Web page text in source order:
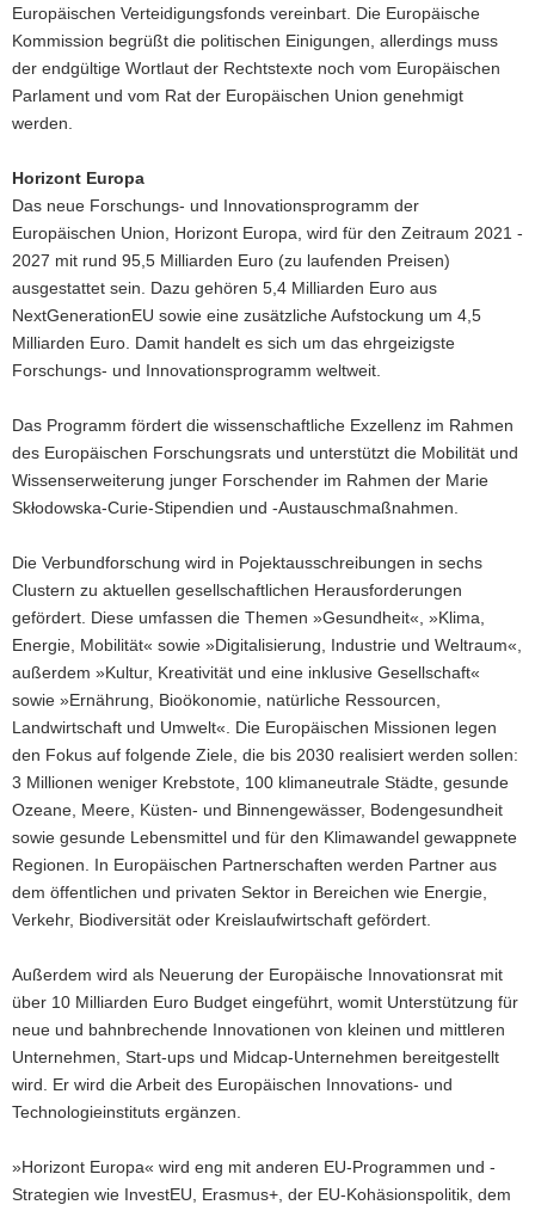
Europäischen Verteidigungsfonds vereinbart. Die Europäische
Kommission begrüßt die politischen Einigungen, allerdings muss
der endgültige Wortlaut der Rechtstexte noch vom Europäischen
Parlament und vom Rat der Europäischen Union genehmigt
werden.
Horizont Europa
Das neue Forschungs- und Innovationsprogramm der
Europäischen Union, Horizont Europa, wird für den Zeitraum 2021 -
2027 mit rund 95,5 Milliarden Euro (zu laufenden Preisen)
ausgestattet sein. Dazu gehören 5,4 Milliarden Euro aus
NextGenerationEU sowie eine zusätzliche Aufstockung um 4,5
Milliarden Euro. Damit handelt es sich um das ehrgeizigste
Forschungs- und Innovationsprogramm weltweit.
Das Programm fördert die wissenschaftliche Exzellenz im Rahmen
des Europäischen Forschungsrats und unterstützt die Mobilität und
Wissenserweiterung junger Forschender im Rahmen der Marie
Skłodowska-Curie-Stipendien und -Austauschmaßnahmen.
Die Verbundforschung wird in Pojektausschreibungen in sechs
Clustern zu aktuellen gesellschaftlichen Herausforderungen
gefördert. Diese umfassen die Themen »Gesundheit«, »Klima,
Energie, Mobilität« sowie »Digitalisierung, Industrie und Weltraum«,
außerdem »Kultur, Kreativität und eine inklusive Gesellschaft«
sowie »Ernährung, Bioökonomie, natürliche Ressourcen,
Landwirtschaft und Umwelt«. Die Europäischen Missionen legen
den Fokus auf folgende Ziele, die bis 2030 realisiert werden sollen:
3 Millionen weniger Krebstote, 100 klimaneutrale Städte, gesunde
Ozeane, Meere, Küsten- und Binnengewässer, Bodengesundheit
sowie gesunde Lebensmittel und für den Klimawandel gewappnete
Regionen. In Europäischen Partnerschaften werden Partner aus
dem öffentlichen und privaten Sektor in Bereichen wie Energie,
Verkehr, Biodiversität oder Kreislaufwirtschaft gefördert.
Außerdem wird als Neuerung der Europäische Innovationsrat mit
über 10 Milliarden Euro Budget eingeführt, womit Unterstützung für
neue und bahnbrechende Innovationen von kleinen und mittleren
Unternehmen, Start-ups und Midcap-Unternehmen bereitgestellt
wird. Er wird die Arbeit des Europäischen Innovations- und
Technologieinstituts ergänzen.
»Horizont Europa« wird eng mit anderen EU-Programmen und -
Strategien wie InvestEU, Erasmus+, der EU-Kohäsionspolitik, dem